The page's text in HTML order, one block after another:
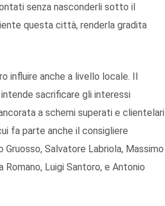
senza nasconderli sotto il
questa città, renderla gradita
influire anche a livello locale. Il
sacrificare gli interessi
a schemi superati e clientelari
fa parte anche il consigliere
Salvatore Labriola, Massimo
Romano, Luigi Santoro, e Antonio